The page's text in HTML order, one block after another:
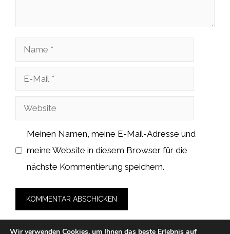
Name
Website
Meinen Namen, meine E-Mail-Adresse und
meine Website in diesem Browser für die
nächste Kommentierung speichern.
Wir verwenden Cookies, um Ihnen das beste Erlebnis auf